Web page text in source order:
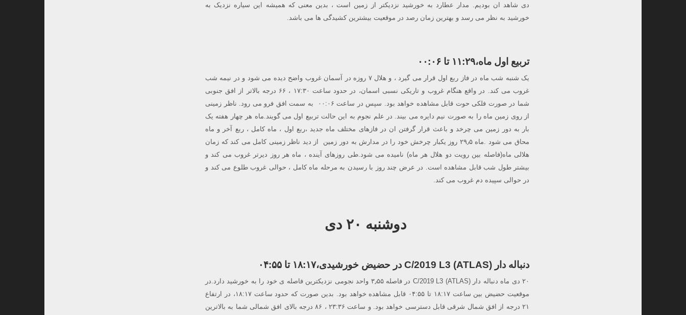
دی شاهد ان بودیم. مدار عطارد به خورشید نزدیکتر از زمین است ، بدین معنی که همیشه این سیاره نزدیک به
خورشید به نظر می رسد و بهترین زمان رصد در موقعیت بیشترین کشیدگی ها می باشد.
تربیع اول ماه،۱۱:۲۹ تا ۰۰:۰۶
یک شنبه شب ماه در فاز ربع اول قرار می گیرد ، و هلال ۷ روزه در آسمان غروب واضح دیده می شود و در نیمه شب
غروب می کند. در واقع هنگام غروب و تاریکی نسبی اسمان، در حدود ساعت ۱۷:۳۰ ، ۶۶ درجه بالاتر از افق جنوبی
شما در صورت فلکی حوت قابل مشاهده خواهد بود. سپس در ساعت ۰۰:۰۶ به سمت افق فرو می رود. ناظر زمینی
از روی زمین ماه را به صورت نیم دایره می بیند. در علم نجوم به این حالت تربیع اول می گویند.ماه هر چهار هفته یک
بار به دور زمین می چرخد ​​و باعث قرار گرفتن ان در فازهای مختلف ماه جدید ،ربع اول ، ماه کامل ، ربع آخر و ماه
محاق می شود .ماه ۲۹٫۵ روز یکبار چرخش خود را در مدارش به دور زمین از دید ناظر زمینی کامل می کند که زمان
هلالی ماه(فاصله بین رویت دو هلال هر ماه) نامیده می شود.طی روزهای آینده ، ماه هر روز دیرتر غروب می کند و
بیشتر طول شب قابل مشاهده است. در عرض چند روز با رسیدن به مرحله ماه کامل ، حوالی غروب طلوع می کند و
در حوالی سپیده دم غروب می کند.
دوشنبه ۲۰ دی
دنباله دار C/2019 L3 (ATLAS) در حضیض خورشیدی،۱۸:۱۷ تا ۰۴:۵۵
۲۰ دی ماه دنباله دار C/2019 L3 (ATLAS) در فاصله ۳٫۵۵ واحد نجومی نزدیکترین فاصله ی خود را به خورشید دارد.در
موقعیت حضیض بین ساعت ۱۸:۱۷ تا ۰۴:۵۵ قابل مشاهده خواهد بود. بدین صورت که حدود ساعت ۱۸:۱۷، در ارتفاع
۲۱ درجه از افق شمال شرقی قابل دسترسی خواهد بود. و ساعت ۲۳:۳۶ ، ۸۶ درجه بالای افق شمالی شما به بالاترین